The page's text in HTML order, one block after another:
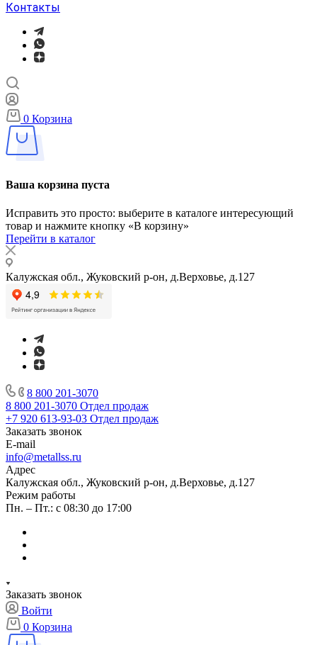
Контакты
0 Корзина
Ваша корзина пуста
Исправить это просто: выберите в каталоге интересующий
товар и нажмите кнопку «В корзину»
Перейти в каталог
Калужская обл., Жуковский р-он, д.Верховье, д.127
8 800 201-3070
8 800 201-3070 Отдел продаж
+7 920 613-93-03 Отдел продаж
Заказать звонок
E-mail
info@metallss.ru
Адрес
Калужская обл., Жуковский р-он, д.Верховье, д.127
Режим работы
Пн. – Пт.: с 08:30 до 17:00
Заказать звонок
Войти
0 Корзина